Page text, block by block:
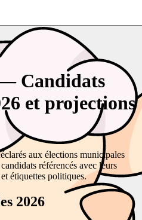
Candidats
et projections
aux élections municipales
référencés avec leurs
étiquettes politiques.
2026